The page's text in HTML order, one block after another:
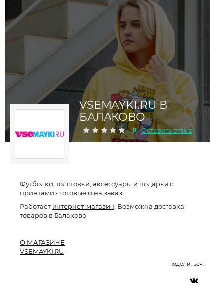
VSEMAYKI.RU В
БАЛАКОВО
0 Оставить отзыв
Футболки, толстовки, аксессуары и подарки с
принтами - готовые и на заказ
Работаетинтернет-магазин . Возможна доставка
товаров в Балаково
О МАГАЗИНЕ
VSEMAYKI.RU
поделиться: